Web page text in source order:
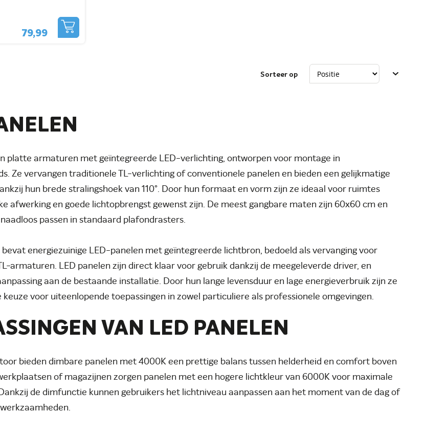
79,99
Sorteer op
platte armaturen met geïntegreerde LED-verlichting, ontworpen voor montage in
Ze vervangen traditionele TL-verlichting of conventionele panelen en bieden een gelijkmatige
hun brede stralingshoek van 110°. Door hun formaat en vorm zijn ze ideaal voor ruimtes
afwerking en goede lichtopbrengst gewenst zijn. De meest gangbare maten zijn 60x60 cm en
passen in standaard plafondrasters.
bevat energiezuinige LED-panelen met geïntegreerde lichtbron, bedoeld als vervanging voor
armaturen. LED panelen zijn direct klaar voor gebruik dankzij de meegeleverde driver, en
aan de bestaande installatie. Door hun lange levensduur en lage energieverbruik zijn ze
voor uiteenlopende toepassingen in zowel particuliere als professionele omgevingen.
VAN LED PANELEN
bieden dimbare panelen met 4000K een prettige balans tussen helderheid en comfort boven
of magazijnen zorgen panelen met een hogere lichtkleur van 6000K voor maximale
de dimfunctie kunnen gebruikers het lichtniveau aanpassen aan het moment van de dag of